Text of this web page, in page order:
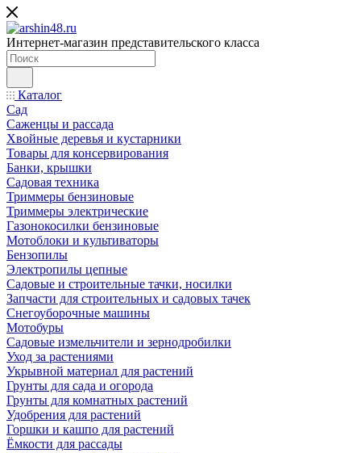
Интернет-магазин представительского класса
Каталог
Сад
Саженцы и рассада
Хвойные деревья и кустарники
Товары для консервирования
Банки, крышки
Садовая техника
Триммеры бензиновые
Триммеры электрические
Газонокосилки бензиновые
Мотоблоки и культиваторы
Бензопилы
Электропилы цепные
Садовые и строительные тачки, носилки
Запчасти для строительных и садовых тачек
Снегоуборочные машины
Мотобуры
Садовые измельчители и зернодробилки
Уход за растениями
Укрывной материал для растений
Грунты для сада и огорода
Грунты для комнатных растений
Удобрения для растений
Горшки и кашпо для растений
Ёмкости для рассады